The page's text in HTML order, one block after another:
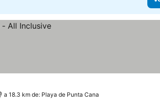
a 18.3 km de: Playa de Punta Cana